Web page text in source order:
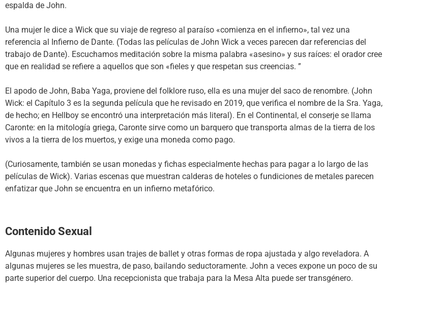
espalda de John.
Una mujer le dice a Wick que su viaje de regreso al paraíso «comienza en el infierno», tal vez una
referencia al Infierno de Dante. (Todas las películas de John Wick a veces parecen dar referencias del
trabajo de Dante). Escuchamos meditación sobre la misma palabra «asesino» y sus raíces: el orador cree
que en realidad se refiere a aquellos que son «fieles y que respetan sus creencias. ”
El apodo de John, Baba Yaga, proviene del folklore ruso, ella es una mujer del saco de renombre. (John
Wick: el Capítulo 3 es la segunda película que he revisado en 2019, que verifica el nombre de la Sra. Yaga,
de hecho; en Hellboy se encontró una interpretación más literal). En el Continental, el conserje se llama
Caronte: en la mitología griega, Caronte sirve como un barquero que transporta almas de la tierra de los
vivos a la tierra de los muertos, y exige una moneda como pago.
(Curiosamente, también se usan monedas y fichas especialmente hechas para pagar a lo largo de las
películas de Wick). Varias escenas que muestran calderas de hoteles o fundiciones de metales parecen
enfatizar que John se encuentra en un infierno metafórico.
Contenido Sexual
Algunas mujeres y hombres usan trajes de ballet y otras formas de ropa ajustada y algo reveladora. A
algunas mujeres se les muestra, de paso, bailando seductoramente. John a veces expone un poco de su
parte superior del cuerpo. Una recepcionista que trabaja para la Mesa Alta puede ser transgénero.